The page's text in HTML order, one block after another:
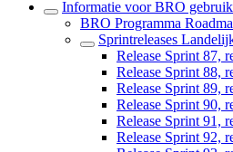
Informatie voor BRO
BRO Programma
Sprintreleases
Release Sprint 87,
Release Sprint 88,
Release Sprint 89,
Release Sprint 90,
Release Sprint 91,
Release Sprint 92,